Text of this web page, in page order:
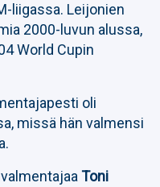
liigassa. Leijonien
2000-luvun alussa,
World Cupin
oli
missä hän valmensi
Toni